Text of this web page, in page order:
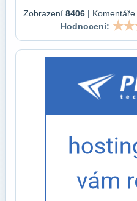
Zobrazení 8406 | Komentáře
Hodnocení: